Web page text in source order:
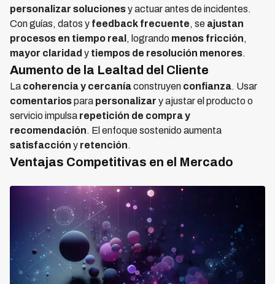
personalizar solucionesy actuar antes de incidentes.
Con guías, datos y feedback frecuente, se ajustan
procesos en tiempo real , logrando menos fricción,
mayor claridad y tiempos de resolución menores.
Aumento de la Lealtad del Cliente
La coherencia y cercaníaconstruyen confianza. Usar
comentariospara personalizar y ajustar el producto o
servicio impulsa repetición de compra y
recomendación. El enfoque sostenido aumenta
satisfacción y retención.
Ventajas Competitivas en el Mercado